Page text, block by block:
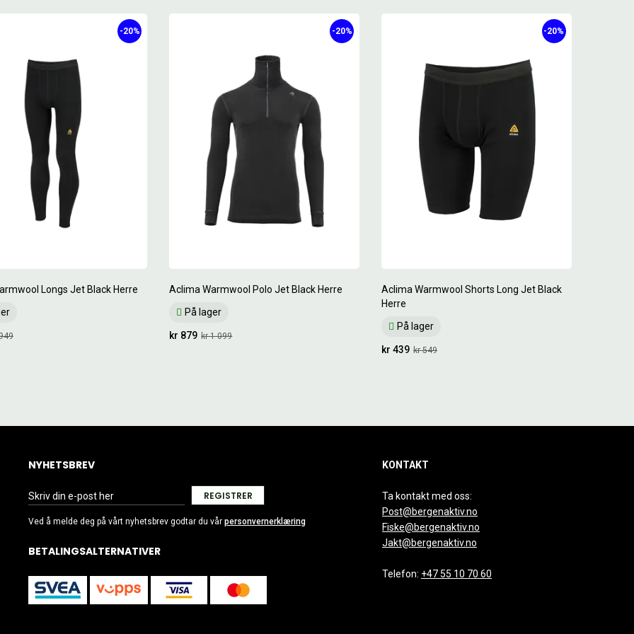
Longs Jet Black Herre
-20%
Aclima Warmwool Polo Jet Black Herre
På lager
-20%
kr 1 099
kr 879
Aclima Warmwool Shorts Long Jet Black
Herre
På lager
-20%
kr 549
kr 439
NYHETSBREV
REGISTRER
Ved å melde deg på vårt nyhetsbrev godtar du vår personvernerklæring
BETALINGSALTERNATIVER
KONTAKT
Ta kontakt med oss:
Post@bergenaktiv.no
Fiske@bergenaktiv.no
Jakt@bergenaktiv.no
Telefon: +47 55 10 70 60